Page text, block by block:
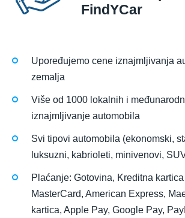
FindYCar
Upoređujemo cene iznajmljivanja
zemalja
Više od 1000 lokalnih i
iznajmljivanje automobila
Svi tipovi automobila (ekonomski,
luksuzni, kabrioleti, minivenovi,
Plaćanje: Gotovina, Kreditna
MasterCard, American Express,
kartica, Apple Pay, Google Pay,